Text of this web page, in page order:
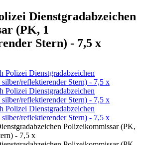
Dienstgradabzeichen
(PK, 1
Stern) - 7,5 x